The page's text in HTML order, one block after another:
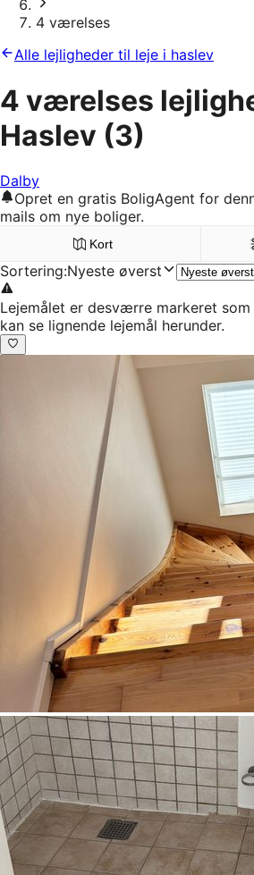
4 værelses
Alle lejligheder til leje i haslev
4 værelses
Haslev (3)
Dalby
Opret en gratis BoligAgent for
mails om nye boliger.
Kort
Sortering:Nyeste øverst
Lejemålet er desværre markeret
kan se lignende lejemål herunder.